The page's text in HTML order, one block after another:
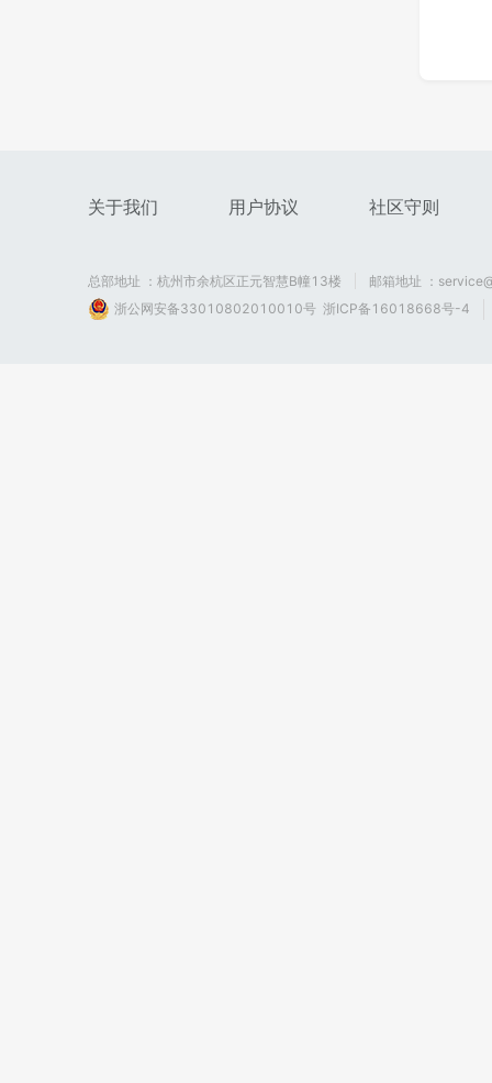
关于我们 用户协议 社区守则
总部地址 ：杭州市余杭区正元智慧B幢13楼
邮箱地址 ：
浙公网安备33010802010010号 浙ICP备16018668号-4